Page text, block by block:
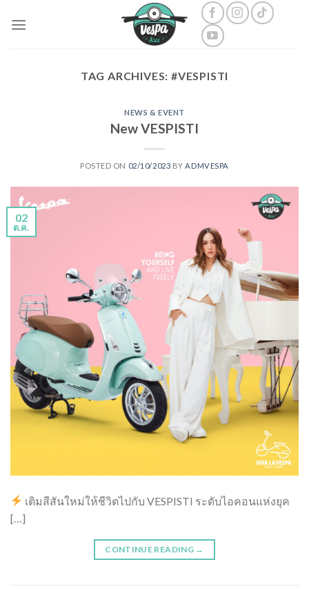
TAG ARCHIVES: #VESPISTI
NEWS & EVENT
New VESPISTI
POSTED ON 02/10/2023 BY ADMVESPA
02
ต.ค.
เติมสีสันใหม่ให้ชีวิตไปกับ VESPISTI ระดับไอคอนแห่งยุค
[…]
CONTINUE READING →